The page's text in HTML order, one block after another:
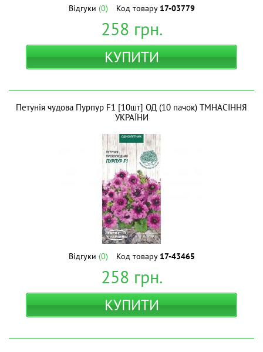
Відгуки (0) Код товару 17-03779
258 грн.
КУПИТИ
Петунія чудова Пурпур F1 [10шт] ОД (10 пачок) ТМНАСІННЯ
УКРАЇНИ
Відгуки (0) Код товару 17-43465
258 грн.
КУПИТИ